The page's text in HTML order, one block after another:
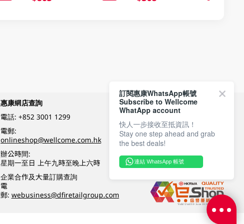
惠康網店查詢
電話: +852 3001 1299
電郵:
onlineshop@wellcome.com.hk
辦公時間:
星期一至日 上午九時至晚上六時
企業合作及大量訂購查詢
電
郵: webusiness@dfiretailgroup.com
付款方式
關注我們
訂閱惠康WhatsApp帳號
Subscribe to Wellcome
WhatApp account
快人一步接收至抵資訊！
Stay one step ahead and grab
the best deals!
連結 WhatsApp 帳號